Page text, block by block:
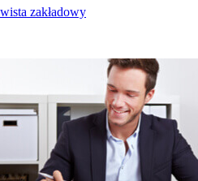
zakładowy